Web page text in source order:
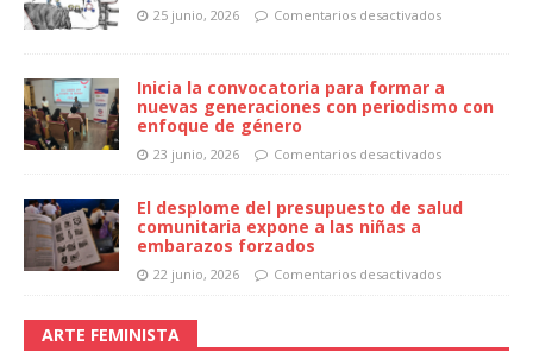
25 junio, 2026 Comentarios desactivados
Inicia la convocatoria para formar a
nuevas generaciones con periodismo con
enfoque de género
23 junio, 2026 Comentarios desactivados
El desplome del presupuesto de salud
comunitaria expone a las niñas a
embarazos forzados
22 junio, 2026 Comentarios desactivados
ARTE FEMINISTA